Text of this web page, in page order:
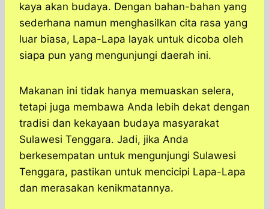
kaya akan budaya. Dengan bahan-bahan yang
sederhana namun menghasilkan cita rasa yang
luar biasa, Lapa-Lapa layak untuk dicoba oleh
siapa pun yang mengunjungi daerah ini.
Makanan ini tidak hanya memuaskan selera,
tetapi juga membawa Anda lebih dekat dengan
tradisi dan kekayaan budaya masyarakat
Sulawesi Tenggara. Jadi, jika Anda
berkesempatan untuk mengunjungi Sulawesi
Tenggara, pastikan untuk mencicipi Lapa-Lapa
dan merasakan kenikmatannya.